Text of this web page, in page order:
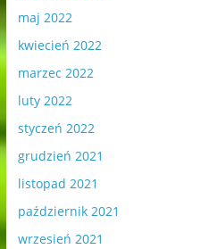
maj 2022
kwiecień 2022
marzec 2022
luty 2022
styczeń 2022
grudzień 2021
listopad 2021
październik 2021
wrzesień 2021